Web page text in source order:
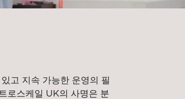
고 지속 가능한 운영의 필
로스케일 UK의 사명은 분